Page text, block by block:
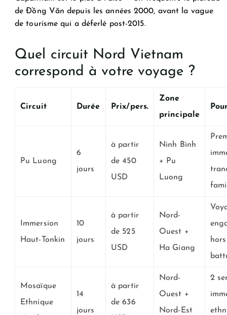
de Đồng Văn depuis les années 2000, avant la vague
de tourisme qui a déferlé post-2015.
Quel circuit Nord Vietnam
correspond à votre voyage ?
Circuit Durée Prix/pers.
Zone
principale
Pu Luong
6
jours
à partir
de 450
USD
Ninh Bình
+ Pu
Luong
Immersion
Haut-Tonkin
10
jours
à partir
de 525
USD
Nord-
Ouest +
Ha Giang
Mosaïque
Ethnique
14
jours
à partir
de 636
Nord-
Ouest +
Nord-Est
2